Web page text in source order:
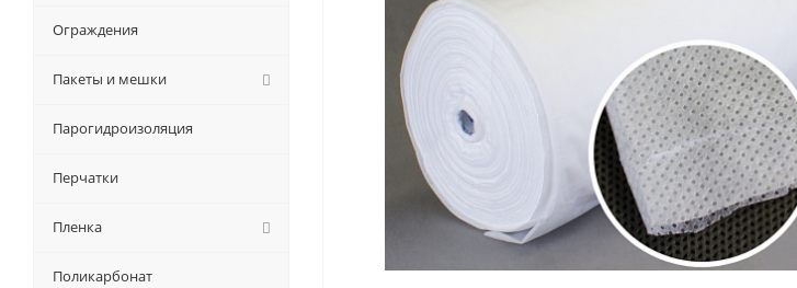
Ограждения
Пакеты и мешки
Парогидроизоляция
Перчатки
Пленка
Поликарбонат